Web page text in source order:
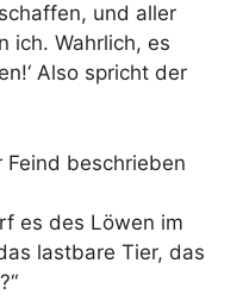
und aller
ich. Wahrlich, es
Also spricht der
beschrieben
es des Löwen im
lastbare Tier, das